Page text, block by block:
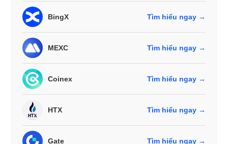
BingX Tìm hiểu ngay →
MEXC Tìm hiểu ngay →
Coinex Tìm hiểu ngay →
HTX Tìm hiểu ngay →
Gate Tìm hiểu ngay →